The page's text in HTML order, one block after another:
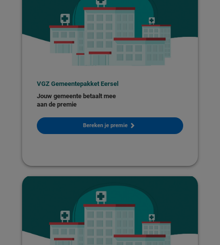
VGZ Gemeentepakket Eersel
Jouw gemeente betaalt mee
aan de premie
Bereken je premie